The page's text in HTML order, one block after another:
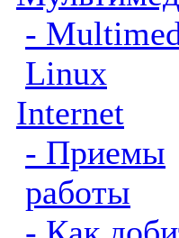
-
Linux
Internet
- Приемы
работы